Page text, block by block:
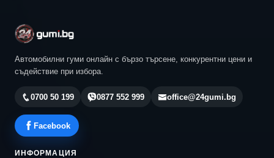
Автомобилни гуми онлайн с бързо търсене, конкурентни цени и
съдействие при избора.
0700 50 199 0877 552 999 office@24gumi.bg
Facebook
ИНФОРМАЦИЯ